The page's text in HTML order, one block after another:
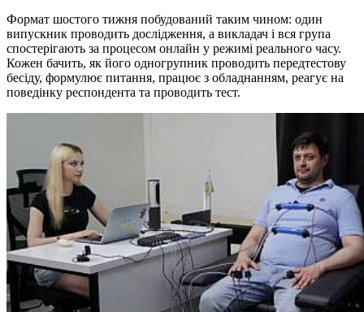
Формат шостого тижня побудований таким чином: один
випускник проводить дослідження, а викладач і вся група
спостерігають за процесом онлайн у режимі реального часу.
Кожен бачить, як його одногрупник проводить передтестову
бесіду, формулює питання, працює з обладнанням, реагує на
поведінку респондента та проводить тест.